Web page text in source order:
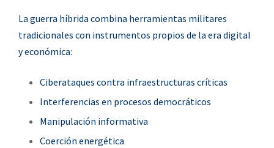
La guerra híbrida combina herramientas militares
tradicionales con instrumentos propios de la era digital
y económica:
Ciberataques contra infraestructuras críticas
Interferencias en procesos democráticos
Manipulación informativa
Coerción energética